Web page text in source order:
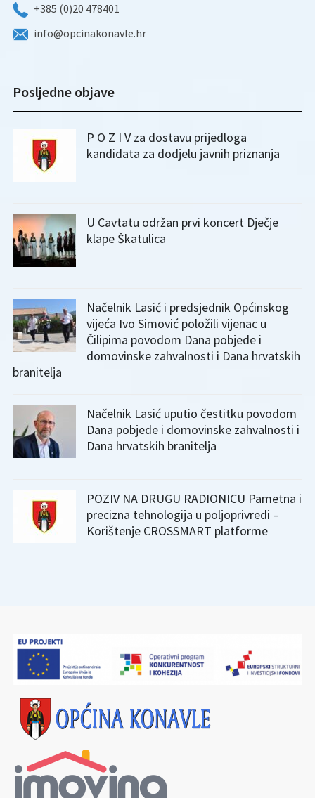
+385 (0)20 478401
info@opcinakonavle.hr
Posljedne objave
P O Z I V za dostavu prijedloga
kandidata za dodjelu javnih priznanja
U Cavtatu održan prvi koncert Dječje
klape Škatulica
Načelnik Lasić i predsjednik Općinskog
vijeća Ivo Simović položili vijenac u
Čilipima povodom Dana pobjede i
domovinske zahvalnosti i Dana hrvatskih
branitelja
Načelnik Lasić uputio čestitku povodom
Dana pobjede i domovinske zahvalnosti i
Dana hrvatskih branitelja
POZIV NA DRUGU RADIONICU Pametna i
precizna tehnologija u poljoprivredi –
Korištenje CROSSMART platforme